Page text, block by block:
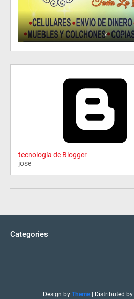
tecnología de Blogger
jose
Categories
Design by Theme| Distributed by